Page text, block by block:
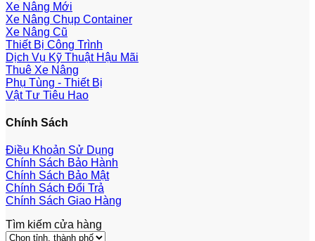
Xe Nâng Mới
Xe Nâng Chụp Container
Xe Nâng Cũ
Thiết Bị Công Trình
Dịch Vụ Kỹ Thuật Hậu Mãi
Thuê Xe Nâng
Phụ Tùng - Thiết Bị
Vật Tư Tiêu Hao
Chính Sách
Điều Khoản Sử Dụng
Chính Sách Bảo Hành
Chính Sách Bảo Mật
Chính Sách Đổi Trả
Chính Sách Giao Hàng
Tìm kiếm cửa hàng